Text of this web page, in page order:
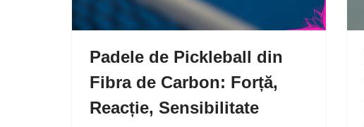
Padele de Pickleball din
Fibra de Carbon: Forță,
Reacție, Sensibilitate